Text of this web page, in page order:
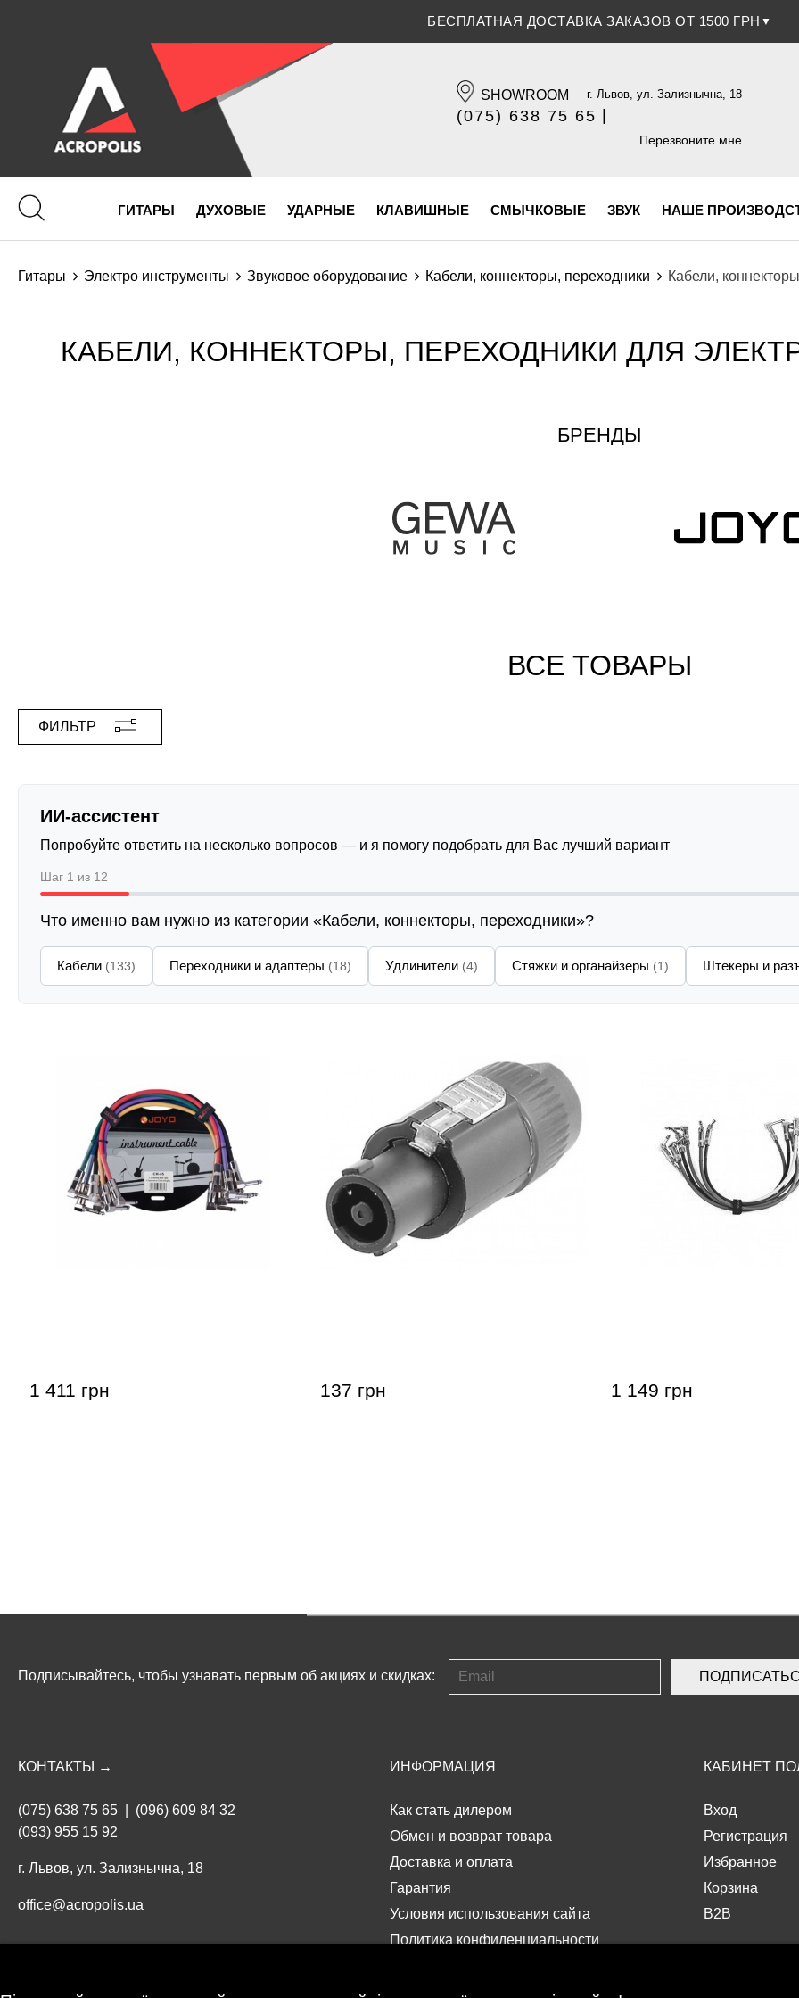
БЕСПЛАТНАЯ ДОСТАВКА ЗАКАЗОВ ОТ 1500 ГРН ▼
SHOWROOM г. Львов, ул. Зализнычна, 18
(075) 638 75 65
(096) 609 84 32
Перезвоните мне
ГИТАРЫ ДУХОВЫЕ УДАРНЫЕ КЛАВИШНЫЕ СМЫЧКОВЫЕ ЗВУК НАШЕ
Гитары Электро инструменты Звуковое оборудование Кабели, коннекторы, переходники Кабели,
КАБЕЛИ, КОННЕКТОРЫ, ПЕРЕХОДНИКИ ДЛЯ
БРЕНДЫ
ВСЕ ТОВАРЫ
ФИЛЬТР
ИИ-ассистент
Попробуйте ответить на несколько вопросов — и я помогу подобрать для Вас лучший вариант
Шаг 1 из 12
Что именно вам нужно из категории «Кабели, коннекторы, переходники»?
Кабели (133) Переходники и адаптеры (18) Удлинители (4) Стяжки и органайзеры (1) Штекеры и
1 411 грн 137 грн 1 149 грн
Подписывайтесь, чтобы узнавать первым об акциях и скидках:
КОНТАКТЫ →
(075) 638 75 65
(096) 609 84 32
(093) 955 15 92
г. Львов, ул. Зализнычна, 18
office@acropolis.ua
Мы принимаем:
ИНФОРМАЦИЯ
Как стать дилером
Обмен и возврат товара
Доставка и оплата
Гарантия
Условия использования сайта
Политика конфиденциальности
Правила использования подарочного
КАБИНЕТ
Вход
Регистрация
Избранное
Корзина
B2B